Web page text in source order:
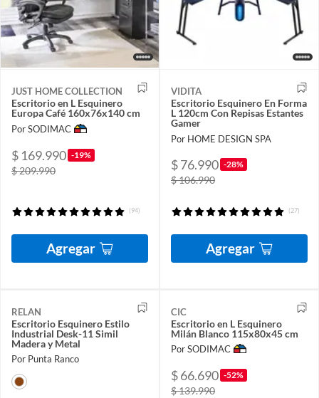
JUST HOME COLLECTION
Escritorio en L Esquinero
Europa Café 160x76x140 cm
Por SODIMAC
$ 169.990 -19%
$ 209.990
(94)
Agregar
VIDITA
Escritorio Esquinero En Forma
L 120cm Con Repisas Estantes
Gamer
Por HOME DESIGN SPA
$ 76.990 -28%
$ 106.990
(27)
Agregar
RELAN
Escritorio Esquinero Estilo
Industrial Desk-11 Simil
Madera y Metal
Por Punta Ranco
CIC
Escritorio en L Esquinero
Milán Blanco 115x80x45 cm
Por SODIMAC
$ 66.690 -52%
$ 139.990